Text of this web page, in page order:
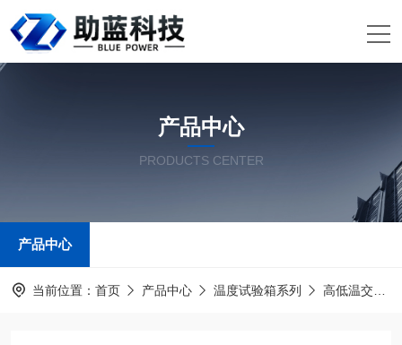
产品中心
PRODUCTS CENTER
产品中心
当前位置： 首页 产品中心 温度试验箱系列 高低温交变湿热试验箱